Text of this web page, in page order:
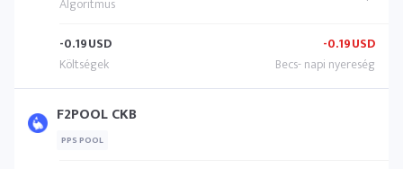
-0.19USD -0.19USD
F2POOL CKB
PPS POOL